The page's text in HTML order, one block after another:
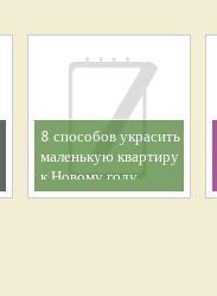
8 способов украсить
маленькую квартиру
к Новому году